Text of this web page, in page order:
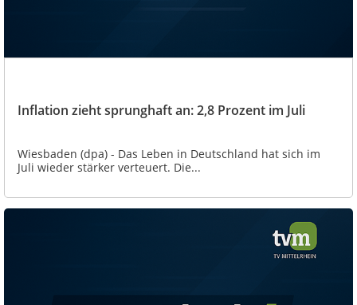
Inflation zieht sprunghaft an: 2,8 Prozent im Juli
Wiesbaden (dpa) - Das Leben in Deutschland hat sich im
Juli wieder stärker verteuert. Die...